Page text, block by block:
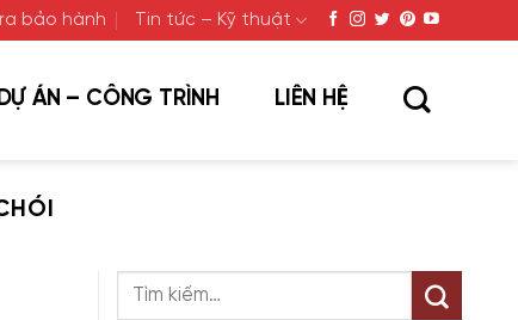
bảo hành Tin tức – Kỹ thuật
DỰ ÁN – CÔNG TRÌNH LIÊN HỆ